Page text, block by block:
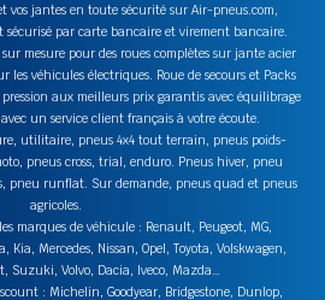
vos jantes en toute sécurité sur Air-pneus.com,
sécurisé par carte bancaire et virement bancaire.
mesure pour des roues complètes sur jante acier
véhicules électriques. Roue de secours et Packs
pression aux meilleurs prix garantis avec équilibrage
un service client français à votre écoute.
utilitaire, pneus 4x4 tout terrain, pneus poids-
pneus cross, trial, enduro. Pneus hiver, pneu
pneu runflat. Sur demande, pneus quad et pneus
agricoles.
marques de véhicule : Renault, Peugeot, MG,
Kia, Mercedes, Nissan, Opel, Toyota, Volskwagen,
Suzuki, Volvo, Dacia, Iveco, Mazda…
: Michelin, Goodyear, Bridgestone, Dunlop,